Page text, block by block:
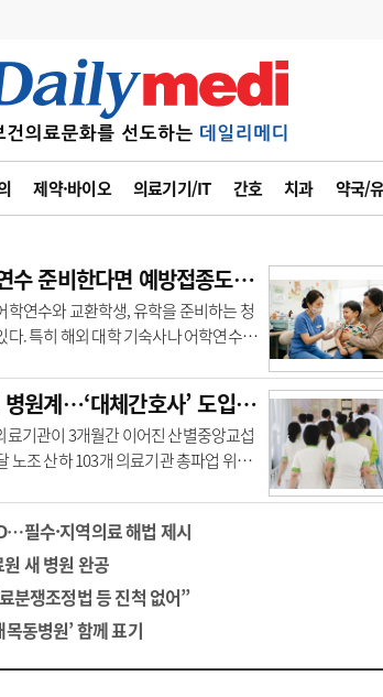
제약·바이오 의료기기/IT 간호 치과 약국/
6
관리급여 실시
지필공 지원책
8
수련환경 개선
9
의과대학 입시
10 약가인하
해석 정책/통계 공시
고안내
“해외 유학·어학연수 준비한다면 예방접종도 체크”
학연수와 교환학생, 유학을 준비하는 청
다. 특히 해외 대학 기숙사나 어학연수
총파업 위기 넘긴 병원계…‘대체간호사’ 도입 운영
기관이 3개월간 이어진 산별중앙교섭
노조 산하 103개 의료기관 총파업 위기
필수·지역의료 해법 제시
새 병원 완공
분쟁조정법 등 진척 없어”
동병원’ 함께 표기